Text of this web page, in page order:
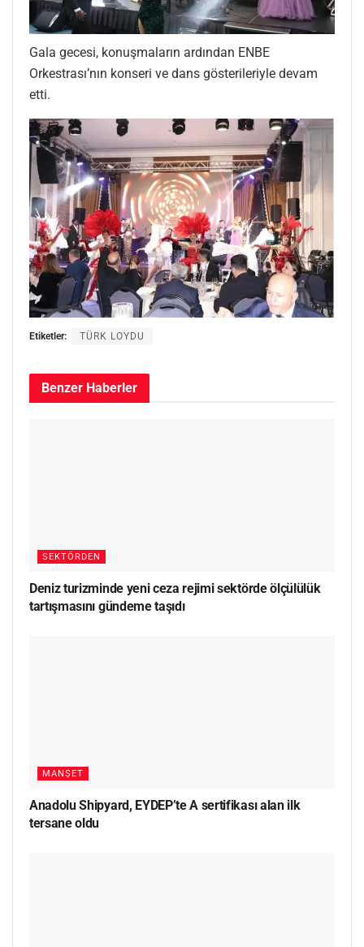
Gala gecesi, konuşmaların ardından ENBE
Orkestrası’nın konseri ve dans gösterileriyle devam
etti.
Etiketler: TÜRK LOYDU
Benzer Haberler
SEKTÖRDEN
Deniz turizminde yeni ceza rejimi sektörde ölçülülük
tartışmasını gündeme taşıdı
MANŞET
Anadolu Shipyard, EYDEP’te A sertifikası alan ilk
tersane oldu